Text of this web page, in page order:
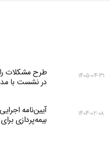
۱۴۰۵-۰۴-۳۱
طرح مشکلات
در نشست با
۱۴۰۴-۰۲-۰۸
آیین‌نامه
بیمه‌پردازی